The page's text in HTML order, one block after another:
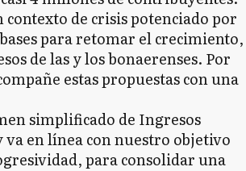
de crisis potenciado por
para retomar el crecimiento,
de las y los bonaerenses. Por
estas propuestas con una
simplificado de Ingresos
en línea con nuestro objetivo
para consolidar una